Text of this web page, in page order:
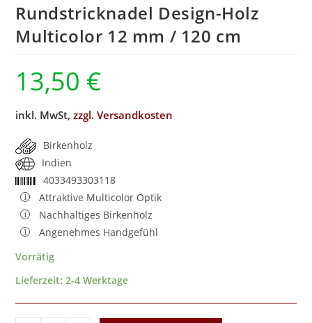
Rundstricknadel Design-Holz
Multicolor 12 mm / 120 cm
13,50 €
inkl. MwSt,zzgl. Versandkosten
Birkenholz
Indien
4033493303118
Attraktive Multicolor Optik
Nachhaltiges Birkenholz
Angenehmes Handgefühl
Vorrätig
Lieferzeit:2-4 Werktage